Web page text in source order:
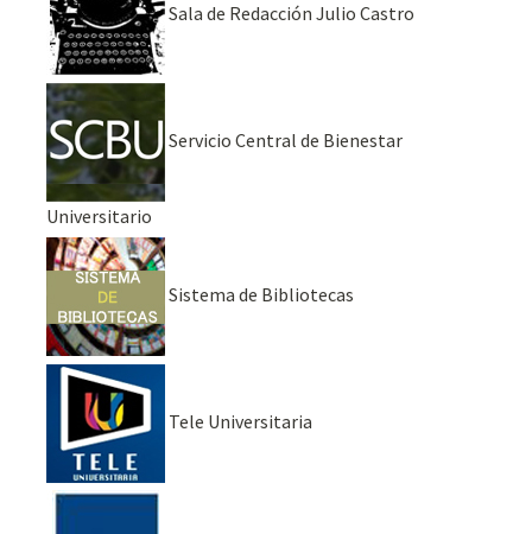
Sala de Redacción Julio Castro
Servicio Central de Bienestar
Universitario
Sistema de Bibliotecas
Tele Universitaria